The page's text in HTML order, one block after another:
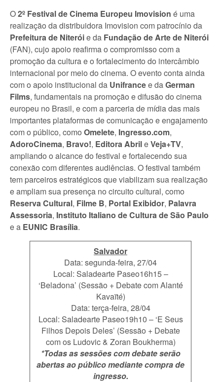
O2º Festival de Cinema Europeu Imovision é uma
realização da distribuidora Imovision com patrocínio da
Prefeitura de Niteróie da Fundação de Arte de Niterói
(FAN), cujo apoio reafirma o compromisso com a
promoção da cultura e o fortalecimento do intercâmbio
internacional por meio do cinema. O evento conta ainda
com o apoio institucional da Unifrancee daGerman
Films, fundamentais na promoção e difusão do cinema
europeu no Brasil, e com a parceria de mídia das mais
importantes plataformas de comunicação e engajamento
com o público, como Omelete, Ingresso.com,
AdoroCinema, Bravo!, Editora AbrileVeja+TV,
ampliando o alcance do festival e fortalecendo sua
conexão com diferentes audiências. O festival também
tem parceiros estratégicos que viabilizam sua realização
e ampliam sua presença no circuito cultural, como
Reserva Cultural, Filme B, Portal Exibidor, Palavra
Assessoria, Instituto Italiano de Cultura de São Paulo
e a EUNIC Brasília.
Salvador
Data: segunda-feira, 27/04
Local: Saladearte Paseo16h15 –
‘Beladona’ (Sessão + Debate com Alanté
Kavaïté)
Data: terça-feira, 28/04
Local: Saladearte Paseo19h10 – ‘E Seus
Filhos Depois Deles’ (Sessão + Debate
com os Ludovic & Zoran Boukherma)
*Todas as sessões com debate serão
abertas ao público mediante compra de
ingresso.